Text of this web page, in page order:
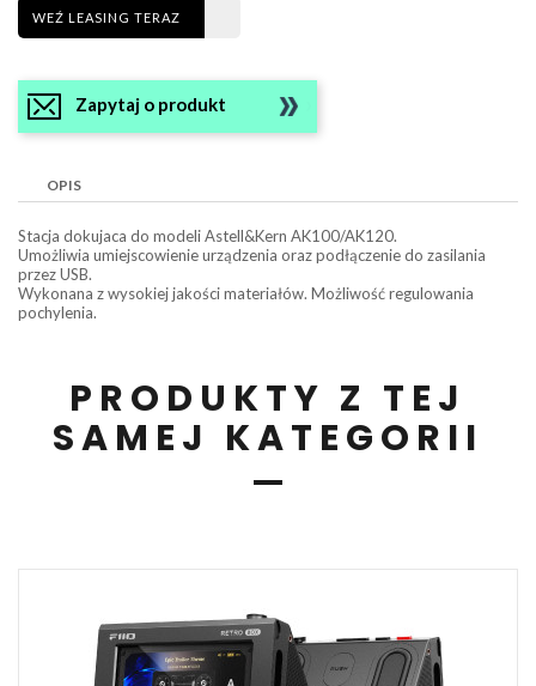
WEŹ LEASING TERAZ
Zapytaj o produkt
OPIS
Stacja dokujaca do modeli Astell&Kern AK100/AK120.
Umożliwia umiejscowienie urządzenia oraz podłączenie do zasilania
przez USB.
Wykonana z wysokiej jakości materiałów. Możliwość regulowania
pochylenia.
PRODUKTY Z TEJ
SAMEJ KATEGORII